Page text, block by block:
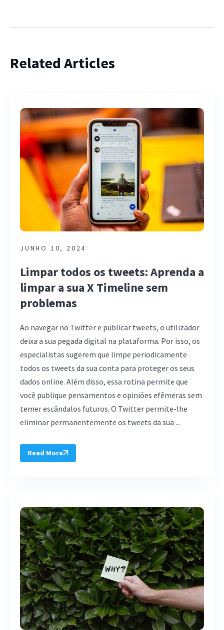
Related Articles
JUNHO 10, 2024
Limpar todos os tweets: Aprenda a
limpar a sua X Timeline sem
problemas
Ao navegar no Twitter e publicar tweets, o utilizador
deixa a sua pegada digital na plataforma. Por isso, os
especialistas sugerem que limpe periodicamente
todos os tweets da sua conta para proteger os seus
dados online. Além disso, essa rotina permite que
você publique pensamentos e opiniões efêmeras sem
temer escândalos futuros. O Twitter permite-lhe
eliminar permanentemente os tweets da sua ...
Read More